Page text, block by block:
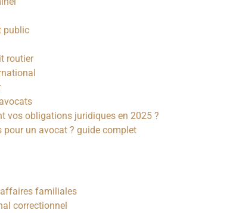
public
routier
vos obligations juridiques en 2025 ?
un avocat ? guide complet
affaires familiales
correctionnel